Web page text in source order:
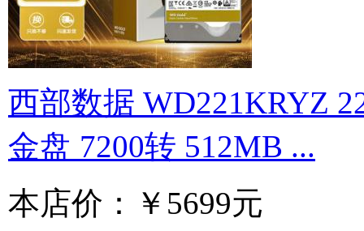
西部数据 WD221KRYZ
金盘 7200转 512MB ...
本店价：
￥5699元